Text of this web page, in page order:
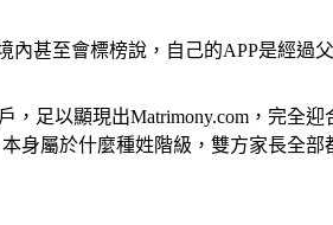
甚至會標榜說，自己的APP是經過
足以顯現出Matrimony.com，完全
屬於什麼種姓階級，雙方家長全部